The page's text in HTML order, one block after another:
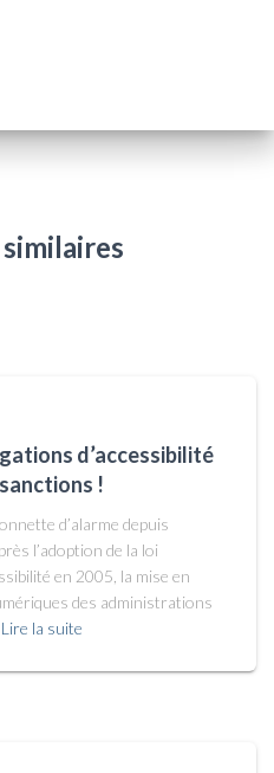
d’accessibilité
!
d’alarme depuis
l’adoption de la loi
en 2005, la mise en
des administrations
Lire la suite